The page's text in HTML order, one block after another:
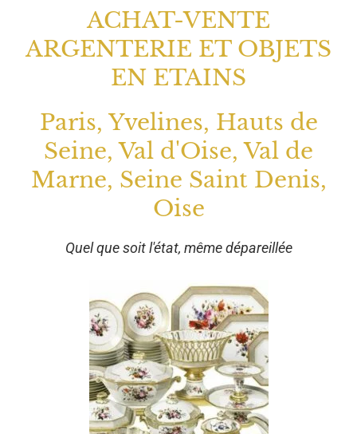
ACHAT-VENTE
ARGENTERIE ET OBJETS
EN ETAINS
Paris, Yvelines, Hauts de
Seine, Val d'Oise, Val de
Marne, Seine Saint Denis,
Oise
Quel que soit l'état, même dépareillée